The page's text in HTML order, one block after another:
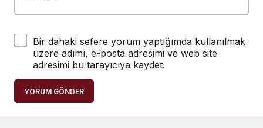
Bir dahaki sefere yorum yaptığımda kullanılmak
üzere adımı, e-posta adresimi ve web site
adresimi bu tarayıcıya kaydet.
YORUM GÖNDER